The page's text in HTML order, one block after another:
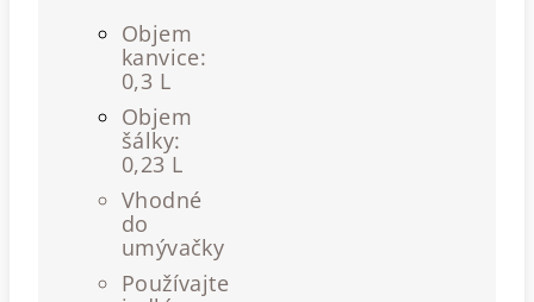
Objem
kanvice:
0,3 L
Objem
šálky:
0,23 L
Vhodné
do
umývačky
Používajte